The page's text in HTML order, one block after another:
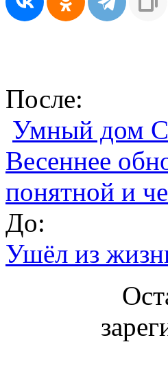
После:
Умный дом
Весеннее
понятной и
До:
Ушёл из